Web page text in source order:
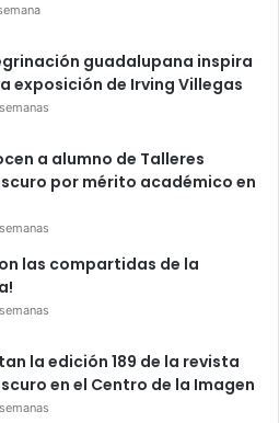
guadalupana inspira
exposición de Irving Villegas
a alumno de Talleres
por mérito académico en
las compartidas de la
la edición 189 de la revista
en el Centro de la Imagen